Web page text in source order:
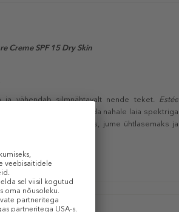
Creme SPF 15 Dry Skin
vähendab silmnähtavalt nende teket. Estée
Aitab tagada nahale laia spektriga
muutub siledamaks, jume ühtlasemaks ja